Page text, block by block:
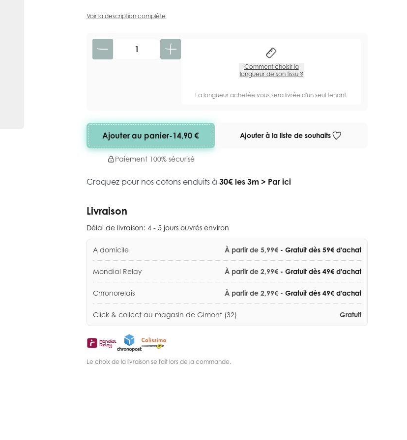
Voir la description complète
Quantité
Comment choisir la
longueur de son tissu ?
La longueur achetée vous sera livrée d'un seul tenant.
Ajouter au panier-14,90 €
Paiement 100% sécurisé
Ajouter à la liste de souhaits
Craquez pour nos cotons enduits à 30€ les 3m > Par ici
Livraison
Délai de livraison: 4 - 5 jours ouvrés environ
A domicile À partir de 5,99€ - Gratuit dès 59€ d'achat
Mondial Relay À partir de 2,99€ - Gratuit dès 49€ d'achat
Chronorelais À partir de 2,99€ - Gratuit dès 49€ d'achat
Click & collect au magasin de Gimont (32) Gratuit
Le choix de la livraison se fait lors de la commande.